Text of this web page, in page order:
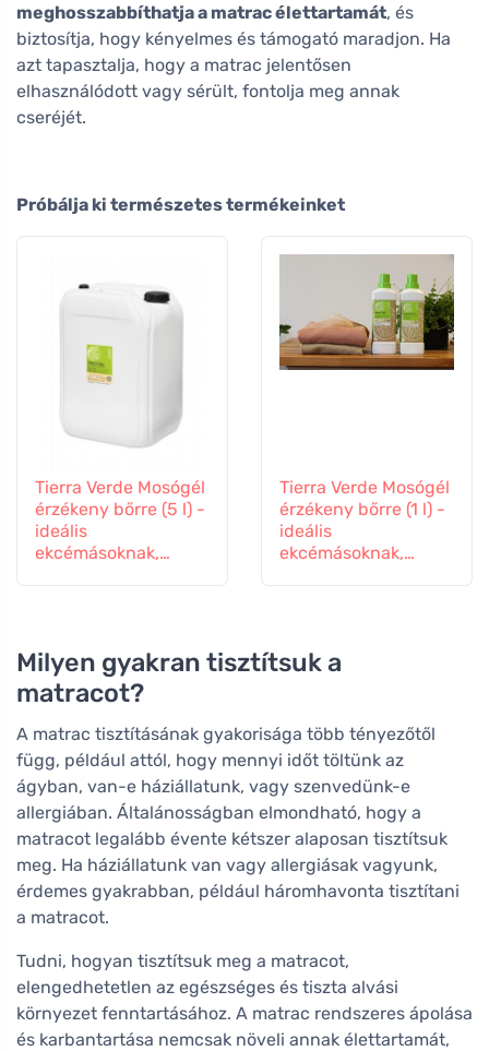
meghosszabbíthatja a matrac élettartamát, és
biztosítja, hogy kényelmes és támogató maradjon. Ha
azt tapasztalja, hogy a matrac jelentősen
elhasználódott vagy sérült, fontolja meg annak
cseréjét.
Próbálja ki természetes termékeinket
Tierra Verde Mosógél
érzékeny bőrre (5 l) -
ideális
ekcémásoknak,
Tierra Verde Mosógél
érzékeny bőrre (1 l) -
ideális
ekcémásoknak,
Milyen gyakran tisztítsuk a
matracot?
A matrac tisztításának gyakorisága több tényezőtől
függ, például attól, hogy mennyi időt töltünk az
ágyban, van-e háziállatunk, vagy szenvedünk-e
allergiában. Általánosságban elmondható, hogy a
matracot legalább évente kétszer alaposan tisztítsuk
meg. Ha háziállatunk van vagy allergiásak vagyunk,
érdemes gyakrabban, például háromhavonta tisztítani
a matracot.
Tudni, hogyan tisztítsuk meg a matracot,
elengedhetetlen az egészséges és tiszta alvási
környezet fenntartásához. A matrac rendszeres ápolása
és karbantartása nemcsak növeli annak élettartamát,